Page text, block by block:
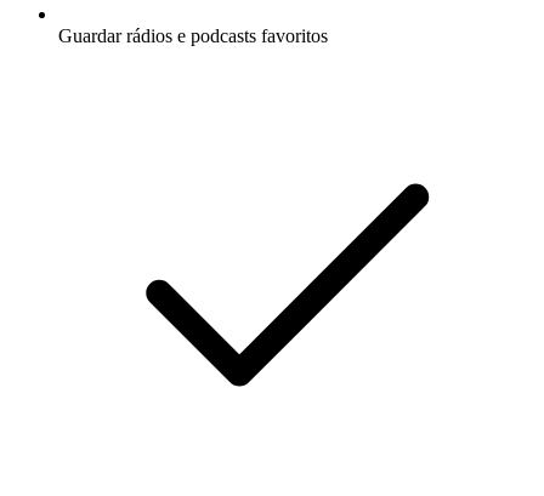
Guardar rádios e podcasts favoritos